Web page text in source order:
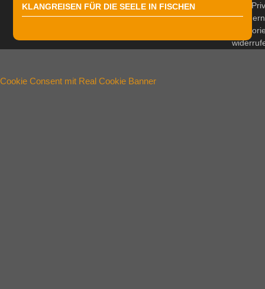
KLANGREISEN FÜR DIE SEELE IN FISCHEN
Datenschutz/
ändern
Cookie Consent mit Real Cookie Banner